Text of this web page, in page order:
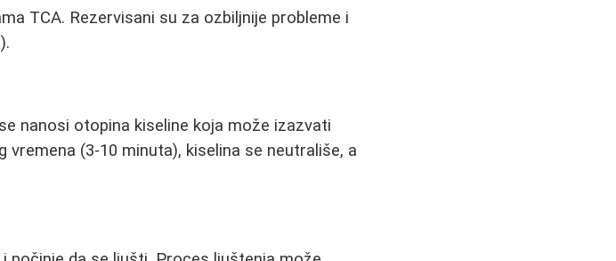
TCA. Rezervisani su za ozbiljnije probleme i
nanosi otopina kiseline koja može izazvati
(3-10 minuta), kiselina se neutrališe, a